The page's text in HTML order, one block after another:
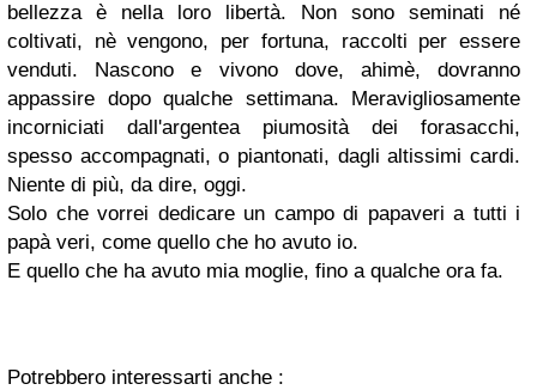
bellezza è nella loro libertà. Non sono seminati né
coltivati, nè vengono, per fortuna, raccolti per essere
venduti. Nascono e vivono dove, ahimè, dovranno
appassire dopo qualche settimana. Meravigliosamente
incorniciati dall'argentea piumosità dei forasacchi,
spesso accompagnati, o piantonati, dagli altissimi cardi.
Niente di più, da dire, oggi.
Solo che vorrei dedicare un campo di papaveri a tutti i
papà veri, come quello che ho avuto io.
E quello che ha avuto mia moglie, fino a qualche ora fa.
Potrebbero interessarti anche :